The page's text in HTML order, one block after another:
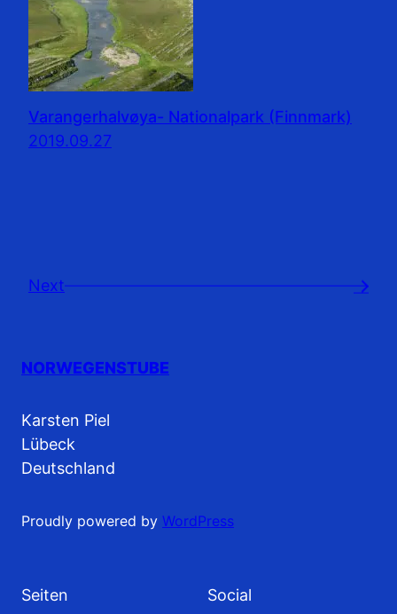
Varangerhalvøya- Nationalpark (Finnmark)
2019.09.27
Next →
NORWEGENSTUBE
Karsten Piel
Lübeck
Deutschland
Proudly powered by WordPress
Seiten Social